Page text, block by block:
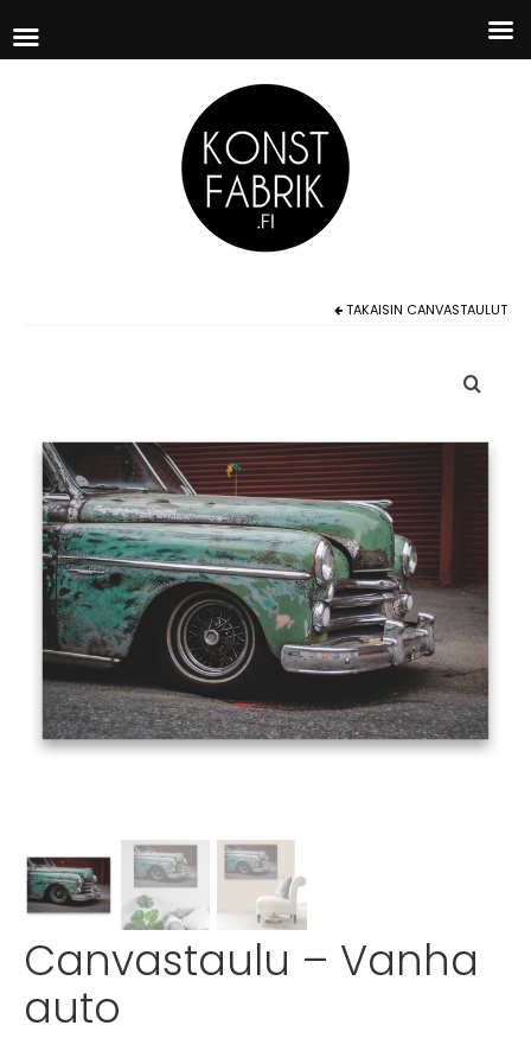
TAKAISIN CANVASTAULUT
Canvastaulu – Vanha
auto